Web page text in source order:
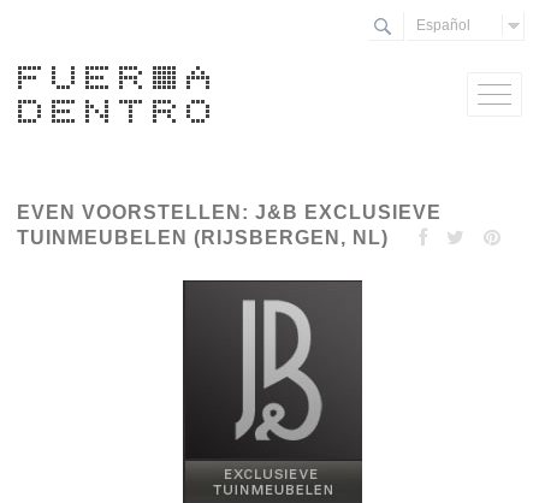
EVEN VOORSTELLEN: J&B EXCLUSIEVE
TUINMEUBELEN (RIJSBERGEN, NL)
Español